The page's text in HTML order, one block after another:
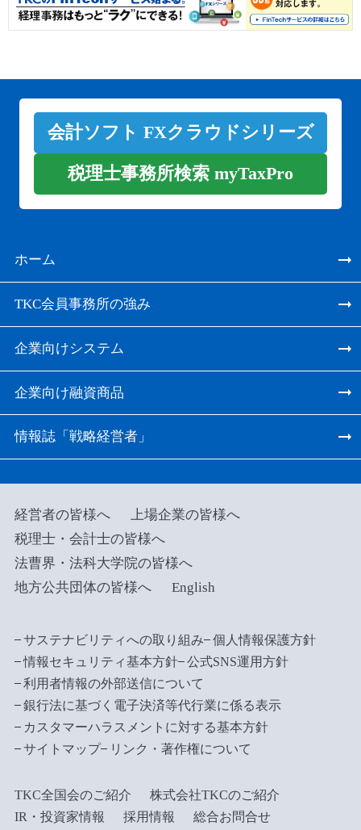
会計ソフト FXクラウドシリーズ
税理士事務所検索 myTaxPro
ホーム
TKC会員事務所の強み
企業向けシステム
企業向け融資商品
情報誌「戦略経営者」
経営者の皆様へ
上場企業の皆様へ
税理士・会計士の皆様へ
法曹界・法科大学院の皆様へ
地方公共団体の皆様へ
English
サステナビリティへの取り組み
個人情報保護方針
情報セキュリティ基本方針
公式SNS運用方針
利用者情報の外部送信について
銀行法に基づく電子決済等代行業に係る表示
カスタマーハラスメントに対する基本方針
サイトマップ
リンク・著作権について
TKC全国会のご紹介
株式会社TKCのご紹介
IR・投資家情報
採用情報 総合お問合せ